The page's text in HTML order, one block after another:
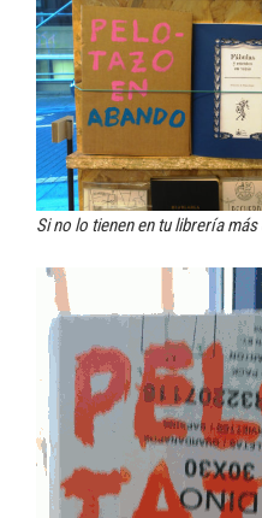
Si no lo tienen en tu librería